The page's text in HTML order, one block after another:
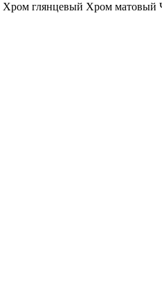
Хром глянцевый Хром матовый